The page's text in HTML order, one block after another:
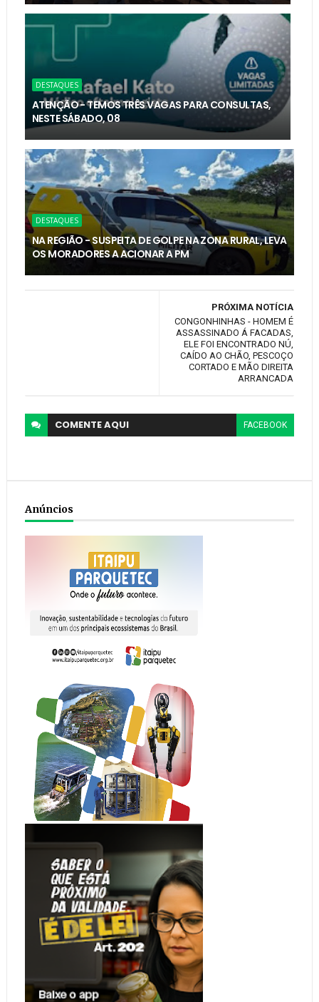
DESTAQUES
ATENÇÃO - TEMOS TRÊS VAGAS PARA CONSULTAS,
NESTE SÁBADO, 08
DESTAQUES
NA REGIÃO - SUSPEITA DE GOLPE NA ZONA RURAL, LEVA
OS MORADORES A ACIONAR A PM
PRÓXIMA NOTÍCIA
CONGONHINHAS - HOMEM É
ASSASSINADO Á FACADAS,
ELE FOI ENCONTRADO NÚ,
CAÍDO AO CHÃO, PESCOÇO
CORTADO E MÃO DIREITA
ARRANCADA
COMENTEAQUI FACEBOOK
Anúncios